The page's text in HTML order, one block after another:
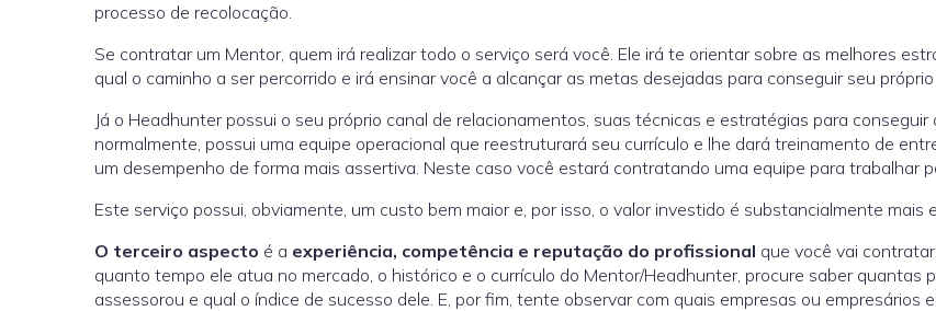
processo de recolocação.
Se contratar um Mentor, quem irá realizar todo o serviço será você. Ele irá te orientar sobre as melhores
qual o caminho a ser percorrido e irá ensinar você a alcançar as metas desejadas para conseguir seu
Já o Headhunter possui o seu próprio canal de relacionamentos, suas técnicas e estratégias para conseguir
normalmente, possui uma equipe operacional que reestruturará seu currículo e lhe dará treinamento de
um desempenho de forma mais assertiva. Neste caso você estará contratando uma equipe para trabalhar
Este serviço possui, obviamente, um custo bem maior e, por isso, o valor investido é substancialmente mais
O terceiro aspecto é a experiência, competência e reputação do profissional que você vai
quanto tempo ele atua no mercado, o histórico e o currículo do Mentor/Headhunter, procure saber quantas
assessorou e qual o índice de sucesso dele. E, por fim, tente observar com quais empresas ou empresários